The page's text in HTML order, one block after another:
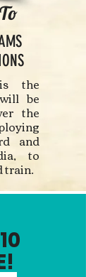
the
be
the
and
to
train.